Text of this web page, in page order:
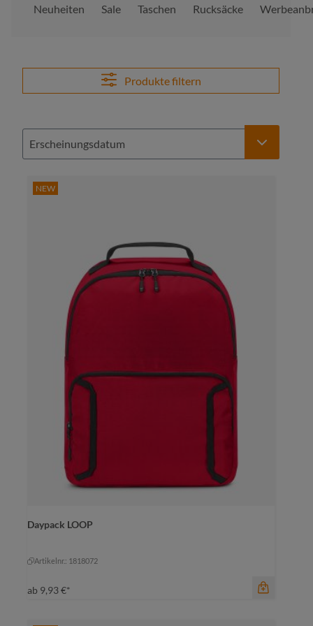
Neuheiten Sale Taschen Rucksäcke
Produkte filtern
NEW
Daypack LOOP
Artikelnr.: 1818072
ab 9,93 €*